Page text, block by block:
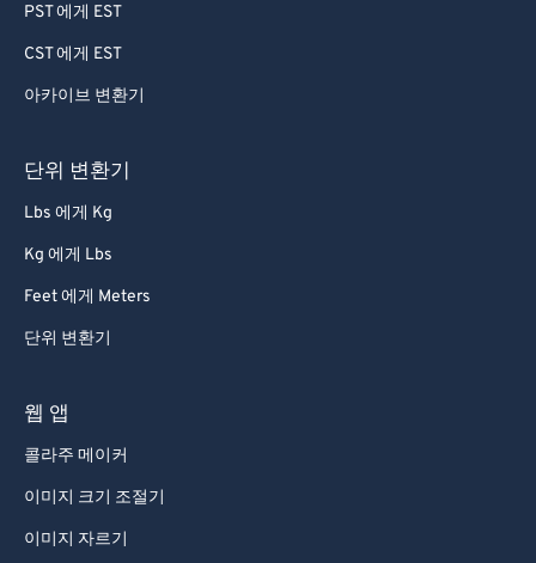
PST 에게 EST
CST 에게 EST
아카이브 변환기
단위 변환기
Lbs 에게 Kg
Kg 에게 Lbs
Feet 에게 Meters
단위 변환기
웹 앱
콜라주 메이커
이미지 크기 조절기
이미지 자르기